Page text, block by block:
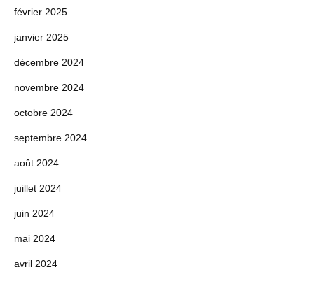
février 2025
janvier 2025
décembre 2024
novembre 2024
octobre 2024
septembre 2024
août 2024
juillet 2024
juin 2024
mai 2024
avril 2024